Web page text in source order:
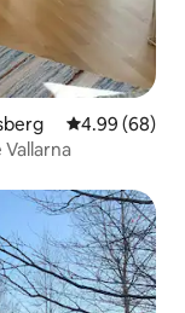
Calificación
4.99 (68)